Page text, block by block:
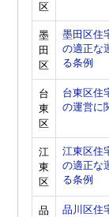
区
墨
田
区
墨田区住
の適正な
る条例
台
東
区
台東区住
の運営に
江
東
区
江東区住
の適正な
る条例
品
品川区住